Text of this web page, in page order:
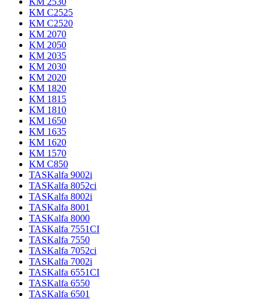
KM C2525
KM C2520
KM 2070
KM 2050
KM 2035
KM 2030
KM 2020
KM 1820
KM 1815
KM 1810
KM 1650
KM 1635
KM 1620
KM 1570
KM C850
TASKalfa 9002i
TASKalfa 8052ci
TASKalfa 8002i
TASKalfa 8001
TASKalfa 8000
TASKalfa 7551CI
TASKalfa 7550
TASKalfa 7052ci
TASKalfa 7002i
TASKalfa 6551CI
TASKalfa 6550
TASKalfa 6501